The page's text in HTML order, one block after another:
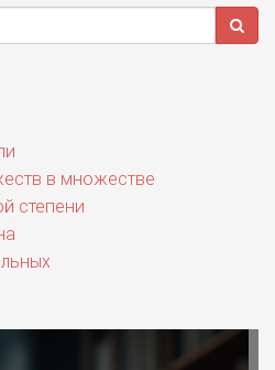
в множестве
степени